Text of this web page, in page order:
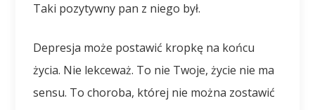
Taki pozytywny pan z niego był.
Depresja może postawić kropkę na końcu
życia. Nie lekceważ. To nie Twoje, życie nie ma
sensu. To choroba, której nie można zostawić